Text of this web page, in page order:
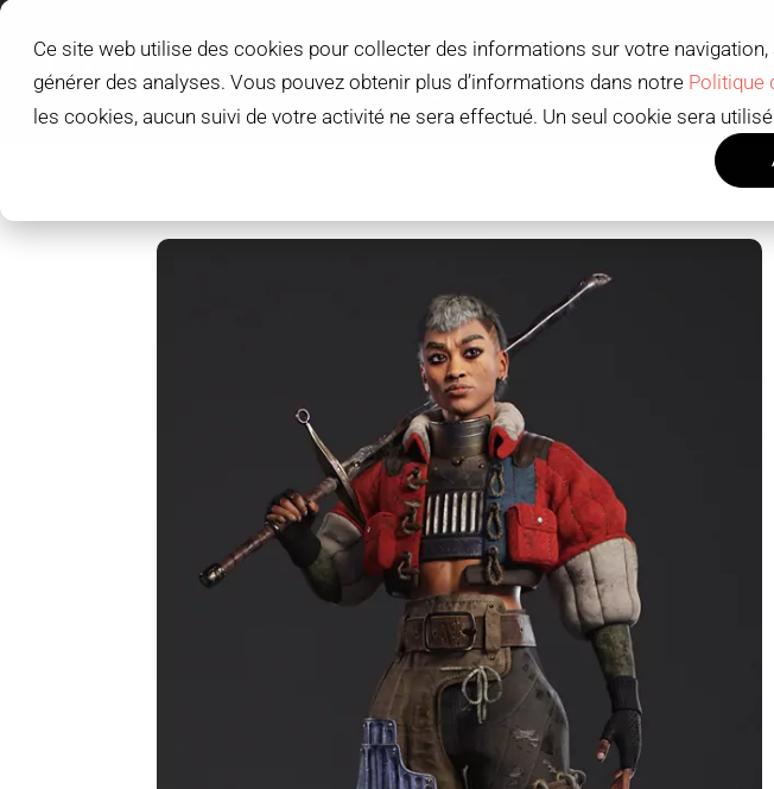
Ce site web utilise des cookies pour collecter des informations sur votre
générer des analyses. Vous pouvez obtenir plus d’informations dans notre Politique
les cookies, aucun suivi de votre activité ne sera effectué. Un seul cookie sera
L'IDEM SCHOOL ADMISSIONS ET
ÉTUDIANTS L'IDEM
Contact FR